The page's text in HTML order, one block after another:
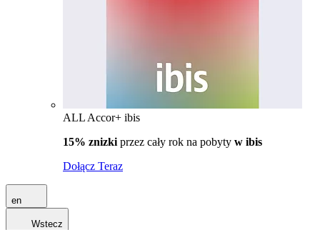
ALL Accor+ ibis
15% znizki przez cały rok na pobyty w ibis
Dołącz Teraz
en
Wstecz